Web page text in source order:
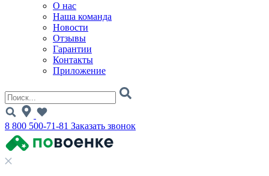
О нас
Наша команда
Новости
Отзывы
Гарантии
Контакты
Приложение
8 800 500-71-81 Заказать звонок